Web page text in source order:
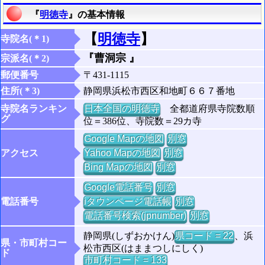
『明徳寺 』の基本情報
寺院名(＊1) 【明徳寺】
宗派名(＊2) 『曹洞宗 』
郵便番号
〒431-1115
住所(＊3)
静岡県浜松市西区和地町６６７番地
寺院名ランキン
グ
日本全国の明徳寺全都道府県寺院数順
位＝386位、寺院数＝29カ寺
アクセス
Google Mapの地図 別窓
Yahoo Mapの地図 別窓
Bing Mapの地図 別窓
電話番号
Google電話番号 別窓
iタウンページ電話帳 別窓
電話番号検索(jpnumber) 別窓
県・市町村コー
ド
静岡県(しずおかけん)県コード = 22、浜
松市西区(はままつしにしく)
市町村コード = 133